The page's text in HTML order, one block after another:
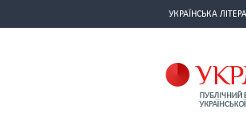
УКРАЇНСЬКА